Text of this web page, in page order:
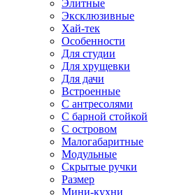
Элитные
Эксклюзивные
Хай-тек
Особенности
Для студии
Для хрущевки
Для дачи
Встроенные
С антресолями
С барной стойкой
С островом
Малогабаритные
Модульные
Скрытые ручки
Размер
Мини-кухни